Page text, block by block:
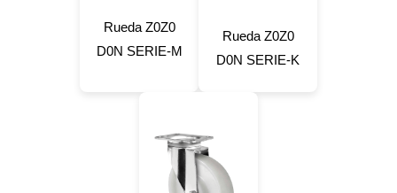
Rueda Z0Z0
D0N SERIE-M
Rueda Z0Z0
D0N SERIE-K